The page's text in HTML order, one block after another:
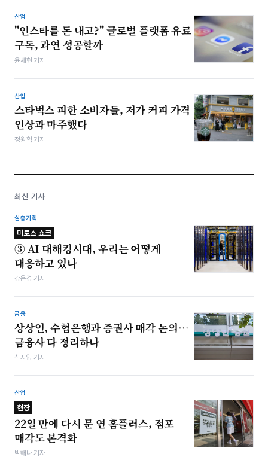
산업
"인스타를 돈 내고?" 글로벌 플랫폼 유료
구독, 과연 성공할까
윤채현 기자
산업
스타벅스 피한 소비자들, 저가 커피 가격
인상과 마주했다
정원혁 기자
최신 기사
심층기획
미토스 쇼크
③ AI 대해킹시대, 우리는 어떻게
대응하고 있나
강은경 기자
금융
상상인, 수협은행과 증권사 매각 논의…
금융사 다 정리하나
심지영 기자
산업
현장
22일 만에 다시 문 연 홈플러스, 점포
매각도 본격화
박해나 기자